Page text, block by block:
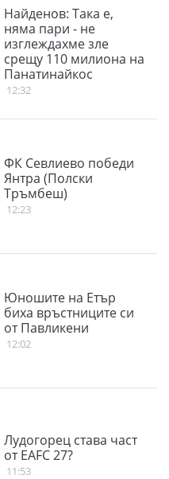
Найденов: Така е,
няма пари - не
изглеждахме зле
срещу 110 милиона на
Панатинайкос
12:32
ФК Севлиево победи
Янтра (Полски
Тръмбеш)
12:23
Юношите на Етър
биха връстниците си
от Павликени
12:02
Лудогорец става част
от EAFC 27?
11:53